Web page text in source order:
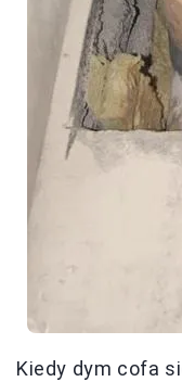
Kiedy dym cofa